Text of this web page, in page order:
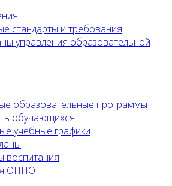
стандарты и требования
управления образовательной
образовательные программы
обучающихся
учебные графики
воспитания
ОППО